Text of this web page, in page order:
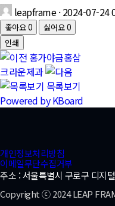
leapframe· 2024-07-24
좋아요0 싫어요0
인쇄
홍가야금홍삼
크라운제과
목록보기
Powered by KBoard
개인정보처리방침
이메일무단수집거부
주소 : 서울특별시 구로구 디
Copyright ⓒ 2024 LEAP